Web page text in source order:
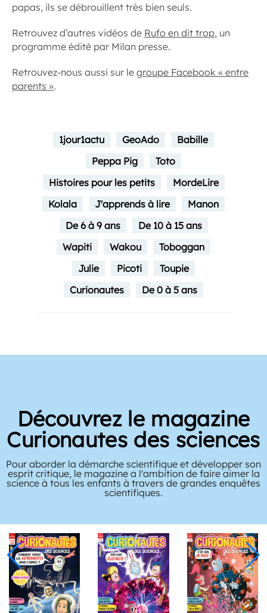
papas, ils se débrouillent très bien seuls.
Retrouvez d’autres vidéos de Rufo en dit trop, un
programme édité par Milan presse.
Retrouvez-nous aussi sur le groupe Facebook « entre
parents ».
1jour1actu GeoAdo
Babille
Peppa Pig
Toto
Histoires pour les petits
MordeLire
Kolala
J'apprends à lire
Manon
De 6 à 9 ans
De 10 à 15 ans
Wapiti
Wakou
Toboggan
Julie
Picoti
Toupie
Curionautes
De 0 à 5 ans
Découvrez le magazine
Curionautes des sciences
Pour aborder la démarche scientifique et développer son
esprit critique, le magazine a l'ambition de faire aimer la
science à tous les enfants à travers de grandes enquêtes
scientifiques.